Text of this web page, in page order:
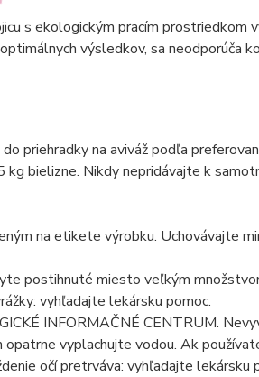
s ekologickým pracím prostriedkom
výsledkov, sa neodporúča
priehradky na aviváž podľa
bielizne. Nikdy nepridávajte k
na etikete výrobku. Uchovávajte
postihnuté miesto veľkým
vyhľadajte lekársku pomoc.
INFORMAČNÉ CENTRUM.
vyplachujte vodou. Ak
očí pretrváva: vyhľadajte lekársku